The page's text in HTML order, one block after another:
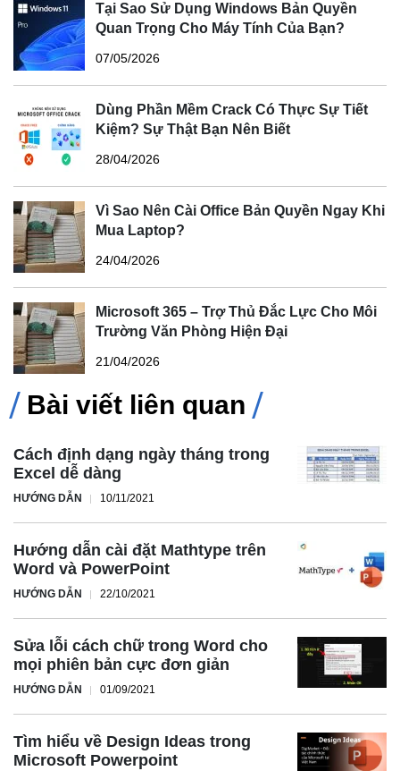
Tại Sao Sử Dụng Windows Bản Quyền
Quan Trọng Cho Máy Tính Của Bạn?
07/05/2026
Dùng Phần Mềm Crack Có Thực Sự Tiết
Kiệm? Sự Thật Bạn Nên Biết
28/04/2026
Vì Sao Nên Cài Office Bản Quyền Ngay Khi
Mua Laptop?
24/04/2026
Microsoft 365 – Trợ Thủ Đắc Lực Cho Môi
Trường Văn Phòng Hiện Đại
21/04/2026
Bài viết liên quan
Cách định dạng ngày tháng trong
Excel dễ dàng
HƯỚNG DẪN 10/11/2021
Hướng dẫn cài đặt Mathtype trên
Word và PowerPoint
HƯỚNG DẪN 22/10/2021
Sửa lỗi cách chữ trong Word cho
mọi phiên bản cực đơn giản
HƯỚNG DẪN 01/09/2021
Tìm hiểu về Design Ideas trong
Microsoft Powerpoint